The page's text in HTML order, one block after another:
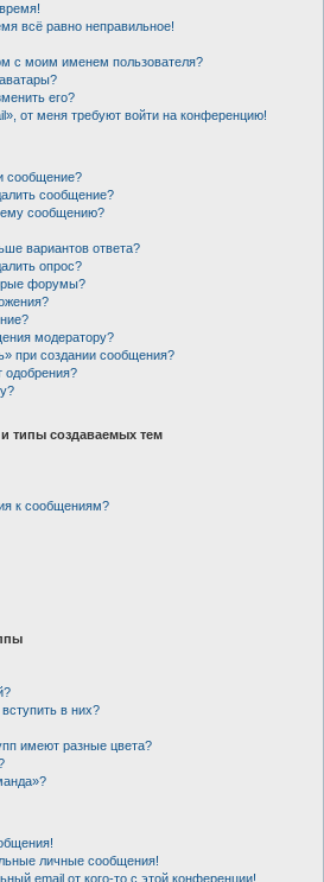
всё равно неправильное!
с моим именем пользователя?
его?
от меня требуют войти на конференцию!
сообщение?
сообщение?
сообщению?
вариантов ответа?
опрос?
форумы?
модератору?
при создании сообщения?
одобрения?
типы создаваемых тем
к сообщениям?
в них?
имеют разные цвета?
личные сообщения!
email от кого-то с этой конференции!